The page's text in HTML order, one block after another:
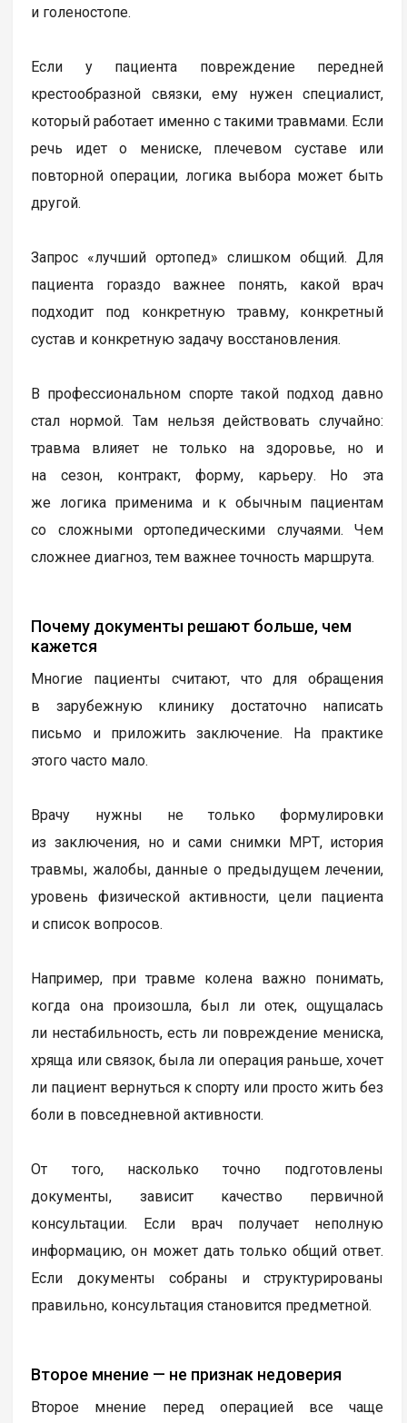
и голеностопе.
Если у пациента повреждение передней
крестообразной связки, ему нужен специалист,
который работает именно с такими травмами. Если
речь идет о мениске, плечевом суставе или
повторной операции, логика выбора может быть
другой.
Запрос «лучший ортопед» слишком общий. Для
пациента гораздо важнее понять, какой врач
подходит под конкретную травму, конкретный
сустав и конкретную задачу восстановления.
В профессиональном спорте такой подход давно
стал нормой. Там нельзя действовать случайно:
травма влияет не только на здоровье, но и
на сезон, контракт, форму, карьеру. Но эта
же логика применима и к обычным пациентам
со сложными ортопедическими случаями. Чем
сложнее диагноз, тем важнее точность маршрута.
Почему документы решают больше, чем
кажется
Многие пациенты считают, что для обращения
в зарубежную клинику достаточно написать
письмо и приложить заключение. На практике
этого часто мало.
Врачу нужны не только формулировки
из заключения, но и сами снимки МРТ, история
травмы, жалобы, данные о предыдущем лечении,
уровень физической активности, цели пациента
и список вопросов.
Например, при травме колена важно понимать,
когда она произошла, был ли отек, ощущалась
ли нестабильность, есть ли повреждение мениска,
хряща или связок, была ли операция раньше, хочет
ли пациент вернуться к спорту или просто жить без
боли в повседневной активности.
От того, насколько точно подготовлены
документы, зависит качество первичной
консультации. Если врач получает неполную
информацию, он может дать только общий ответ.
Если документы собраны и структурированы
правильно, консультация становится предметной.
Второе мнение — не признак недоверия
Второе мнение перед операцией все чаще